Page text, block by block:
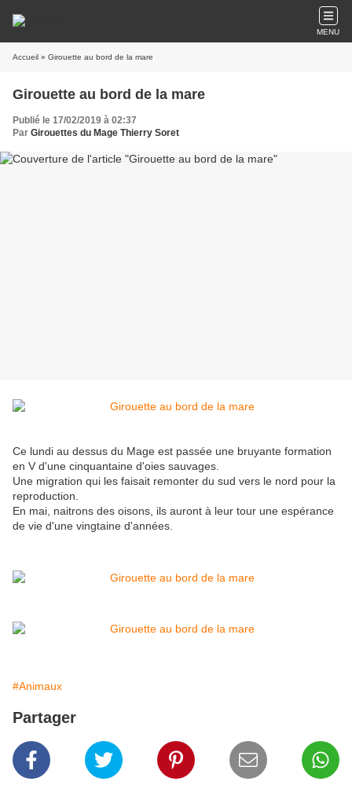
MENU
Accueil » Girouette au bord de la mare
Girouette au bord de la mare
Publié le 17/02/2019 à 02:37
Par Girouettes du Mage Thierry Soret
Ce lundi au dessus du Mage est passée une bruyante formation
en V d'une cinquantaine d'oies sauvages.
Une migration qui les faisait remonter du sud vers le nord pour la
reproduction.
En mai, naitrons des oisons, ils auront à leur tour une espérance
de vie d'une vingtaine d'années.
#Animaux
Partager